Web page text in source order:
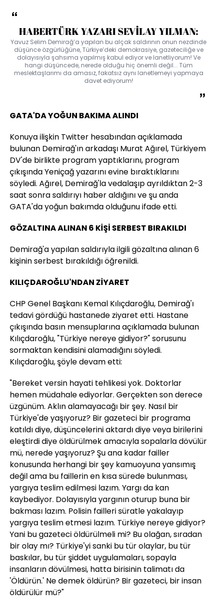
HABERTÜRK YAZARI SEVİLAY YILMAN:
Yavuz Selim Demirağ’a yapılan bu alçak saldırının onun nezdinde
düşünce özgürlüğüne, Türkiye’deki demokrasiye, gazeteciliğe ve
dolayısıyla şahsıma yapılmış kabul ediyor ve lanetliyorum! Ve
hangi düşüncede, nerede olduğu hiç önemli değil... Tüm
meslektaşlarımı da amasız, fakatsız aynı lanetlemeyi yapmaya
davet ediyorum!
GATA'DA YOĞUN BAKIMA ALINDI
Konuya ilişkin Twitter hesabından açıklamada
bulunan Demirağ'ın arkadaşı Murat Ağırel, Türkiyem
DV'de birlikte program yaptıklarını, program
çıkışında Yeniçağ yazarını evine bıraktıklarını
söyledi. Ağırel, Demirağ'la vedalaşıp ayrıldıktan 2-3
saat sonra saldırıyı haber aldığını ve şu anda
GATA'da yoğun bakımda olduğunu ifade etti.
GÖZALTINA ALINAN 6 KİŞİ SERBEST BIRAKILDI
Demirağ'a yapılan saldırıyla ilgili gözaltına alınan 6
kişinin serbest bırakıldığı öğrenildi.
KILIÇDAROĞLU'NDAN ZİYARET
CHP Genel Başkanı Kemal Kılıçdaroğlu, Demirağ'ı
tedavi gördüğü hastanede ziyaret etti. Hastane
çıkışında basın mensuplarına açıklamada bulunan
Kılıçdaroğlu, "Türkiye nereye gidiyor?" sorusunu
sormaktan kendisini alamadığını söyledi.
Kılıçdaroğlu, şöyle devam etti:
"Bereket versin hayati tehlikesi yok. Doktorlar
hemen müdahale ediyorlar. Gerçekten son derece
üzgünüm. Aklın alamayacağı bir şey. Nasıl bir
Türkiye'de yaşıyoruz? Bir gazeteci bir programa
katıldı diye, düşüncelerini aktardı diye veya birilerini
eleştirdi diye öldürülmek amacıyla sopalarla dövülür
mü, nerede yaşıyoruz? Şu ana kadar failler
konusunda herhangi bir şey kamuoyuna yansımış
değil ama bu faillerin en kısa sürede bulunması,
yargıya teslim edilmesi lazım. Yargı da kan
kaybediyor. Dolayısıyla yargının oturup buna bir
bakması lazım. Polisin failleri süratle yakalayıp
yargıya teslim etmesi lazım. Türkiye nereye gidiyor?
Yani bu gazeteci öldürülmeli mi? Bu olağan, sıradan
bir olay mı? Türkiye'yi sanki bu tür olaylar, bu tür
baskılar, bu tür şiddet uygulamaları, sopayla
insanların dövülmesi, hatta birisinin talimatı da
'Öldürün.' Ne demek öldürün? Bir gazeteci, bir insan
öldürülür mü?"